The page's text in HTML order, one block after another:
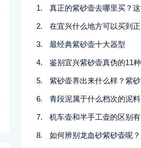
最经典紫砂壶十大器型
青段泥属于什么档次的泥料